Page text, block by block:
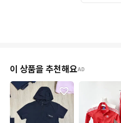
이 상품을 추천해요AD